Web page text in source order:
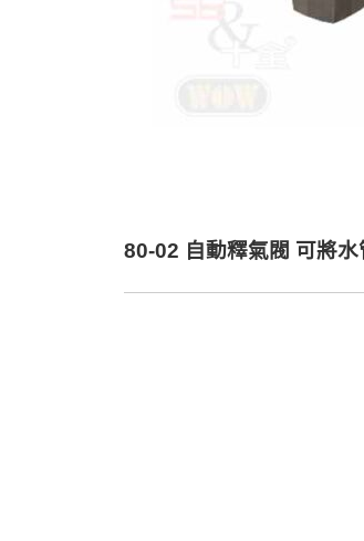
80-02 自動釋氣閥 可將